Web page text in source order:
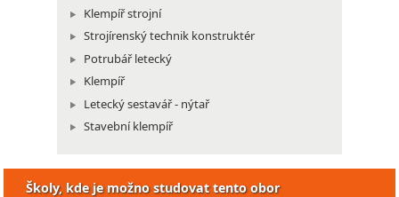
Klempíř strojní
Strojírenský technik konstruktér
Potrubář letecký
Klempíř
Letecký sestavář - nýtař
Stavební klempíř
Školy, kde je možno studovat tento obor